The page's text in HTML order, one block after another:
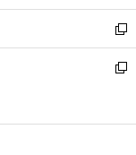
開
く
ウ
で
開
く
ン
ド
ウ
で
ウ
ィ
ン
ド
開
新
し
い
ン
新
ウ